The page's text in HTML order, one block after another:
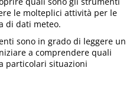
le molteplici attività per le
di dati meteo.
sono in grado di leggere un
a comprendere quali
particolari situazioni